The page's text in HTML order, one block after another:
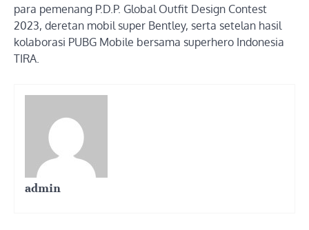
para pemenang P.D.P. Global Outfit Design Contest
2023, deretan mobil super Bentley, serta setelan hasil
kolaborasi PUBG Mobile bersama superhero Indonesia
TIRA.
admin